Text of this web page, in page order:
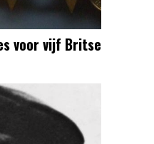
voor vijf Britse